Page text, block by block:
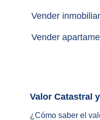
¿ Cómo saber el
Vender
Vender